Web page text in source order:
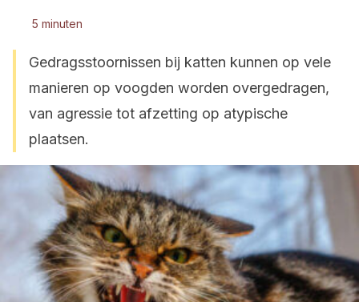
5 minuten
Gedragsstoornissen bij katten kunnen op vele
manieren op voogden worden overgedragen,
van agressie tot afzetting op atypische
plaatsen.